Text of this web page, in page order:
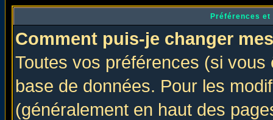
Préférences
Comment puis-je changer
Toutes vos préférences (si
base de données. Pour les
(généralement en haut des